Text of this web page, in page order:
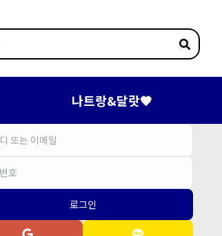
나트랑&달랏🤎
로그인